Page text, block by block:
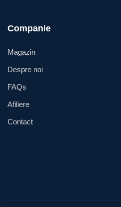
Companie
Magazin
Despre noi
FAQs
Afiliere
Contact